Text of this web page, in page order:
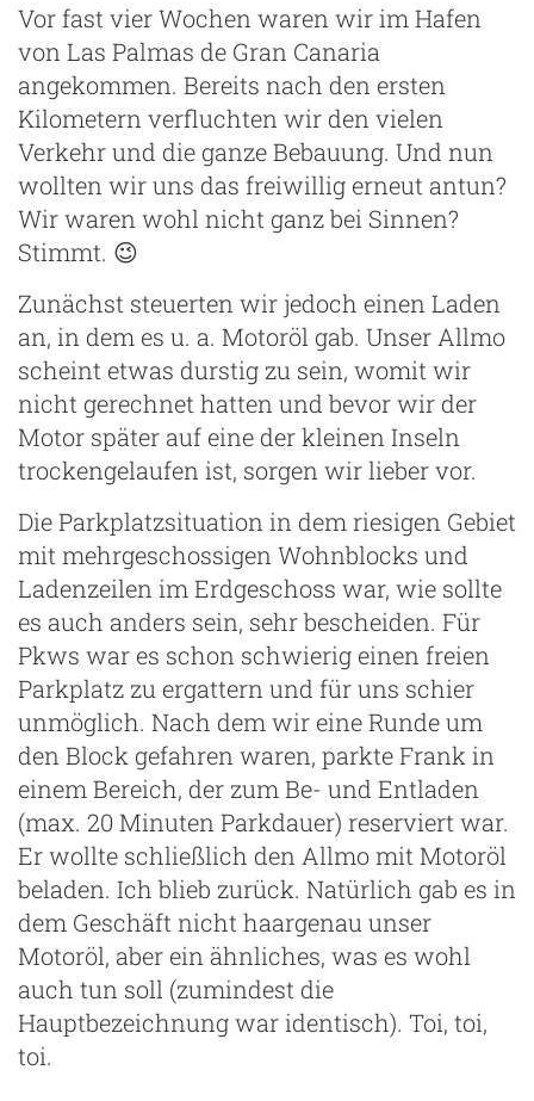
Vor fast vier Wochen waren wir im Hafen
von Las Palmas de Gran Canaria
angekommen. Bereits nach den ersten
Kilometern verfluchten wir den vielen
Verkehr und die ganze Bebauung. Und nun
wollten wir uns das freiwillig erneut antun?
Wir waren wohl nicht ganz bei Sinnen?
Stimmt. 😉
Zunächst steuerten wir jedoch einen Laden
an, in dem es u. a. Motoröl gab. Unser Allmo
scheint etwas durstig zu sein, womit wir
nicht gerechnet hatten und bevor wir der
Motor später auf eine der kleinen Inseln
trockengelaufen ist, sorgen wir lieber vor.
Die Parkplatzsituation in dem riesigen Gebiet
mit mehrgeschossigen Wohnblocks und
Ladenzeilen im Erdgeschoss war, wie sollte
es auch anders sein, sehr bescheiden. Für
Pkws war es schon schwierig einen freien
Parkplatz zu ergattern und für uns schier
unmöglich. Nach dem wir eine Runde um
den Block gefahren waren, parkte Frank in
einem Bereich, der zum Be- und Entladen
(max. 20 Minuten Parkdauer) reserviert war.
Er wollte schließlich den Allmo mit Motoröl
beladen. Ich blieb zurück. Natürlich gab es in
dem Geschäft nicht haargenau unser
Motoröl, aber ein ähnliches, was es wohl
auch tun soll (zumindest die
Hauptbezeichnung war identisch). Toi, toi,
toi.